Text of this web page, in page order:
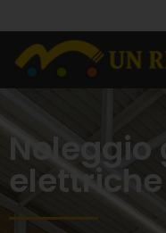
Noleggio